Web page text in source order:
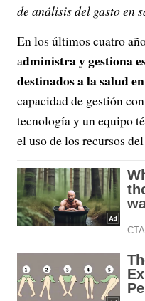
de análisis del gasto en
En los últimos cuatro
administra y gestiona
destinados a la salud
capacidad de gestión
tecnología y un equipo
el uso de los recursos